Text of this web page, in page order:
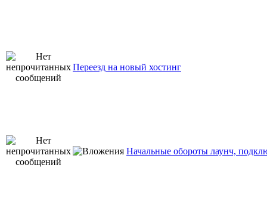
Переезд на новый хостинг
Начальные обороты лаунч,